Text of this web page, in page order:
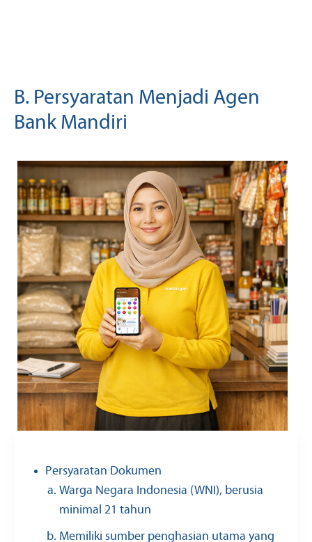
B. Persyaratan Menjadi Agen
Bank Mandiri
Persyaratan Dokumen
Warga Negara Indonesia (WNI), berusia
minimal 21 tahun
Memiliki sumber penghasian utama yang